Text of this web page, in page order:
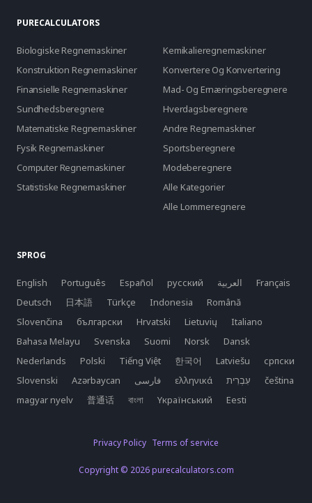
PURECALCULATORS
Biologiske Regnemaskiner
Kemikalieregnemaskiner
Konstruktion Regnemaskiner
Konvertere Og Konvertering
Finansielle Regnemaskiner
Mad- Og Ernæringsberegnere
Sundhedsberegnere
Hverdagsberegnere
Matematiske Regnemaskiner
Andre Regnemaskiner
Fysik Regnemaskiner
Sportsberegnere
Computer Regnemaskiner
Modeberegnere
Statistiske Regnemaskiner
Alle Kategorier
Alle Lommeregnere
SPROG
English Português Español русский العربية
Français
Deutsch
日本語 Türkçe Indonesia
Română
Slovenčina
български Hrvatski Lietuvių
Italiano
Bahasa Melayu
Svenska Suomi Norsk
Dansk
Nederlands
Polski Tiếng Việt 한국어 Latviešu
српски
Slovenski
Azərbaycan فارسی ελληνικά
čeština
magyar nyelv
普通话 বাংলা Yкраїнський Eesti
Privacy Policy Terms of service
Copyright © 2026 purecalculators.com